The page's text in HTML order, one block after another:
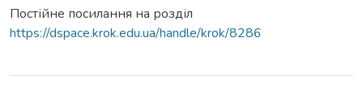
Постійне посилання на розділ
https://dspace.krok.edu.ua/handle/krok/8286